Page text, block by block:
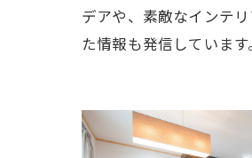
デアや、素敵なインテ
た情報も発信しています。